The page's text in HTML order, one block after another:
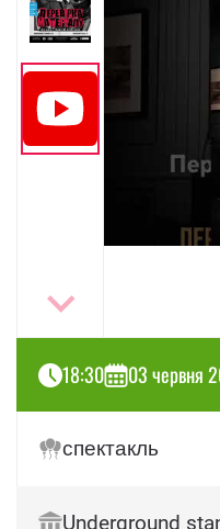
18:30 03 червня
спектакль
Underground